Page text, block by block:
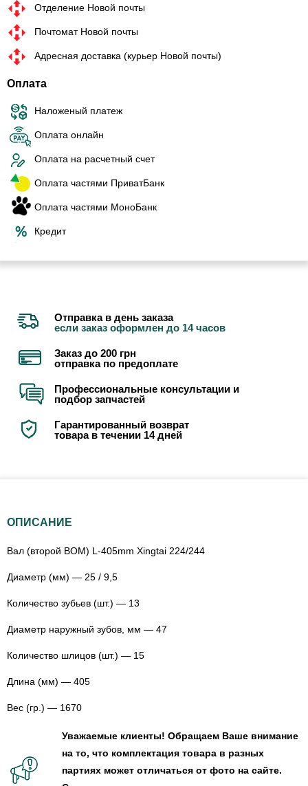
Отделение Новой почты
Почтомат Новой почты
Адресная доставка (курьер Новой почты)
Оплата
Наложеный платеж
Оплата онлайн
Оплата на расчетный счет
Оплата частями ПриватБанк
Оплата частями МоноБанк
Кредит
Отправка в день заказа
если заказ оформлен до 14 часов
Заказ до 200 грн
отправка по предоплате
Профессиональные консультации и
подбор запчастей
Гарантированный возврат
товара в течении 14 дней
ОПИСАНИЕ
Вал (второй ВОМ) L-405mm Xingtai 224/244
Диаметр (мм) — 25 / 9,5
Количество зубьев (шт.) — 13
Диаметр наружный зубов, мм — 47
Количество шлицов (шт.) — 15
Длина (мм) — 405
Вес (гр.) — 1670
Уважаемые клиенты! Обращаем Ваше внимание
на то, что комплектация товара в разных
партиях может отличаться от фото на сайте.